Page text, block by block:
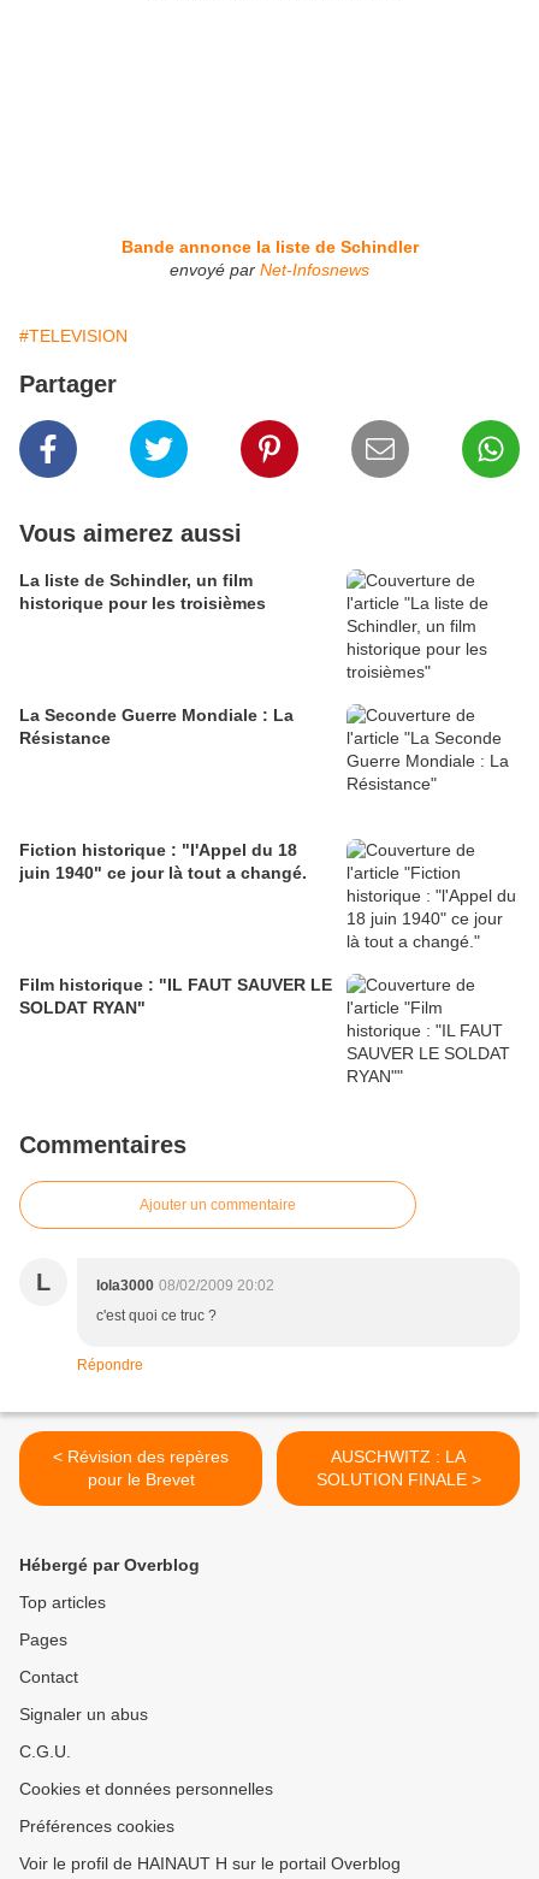
Bande annonce la liste de Schindler
envoyé par Net-Infosnews
#TELEVISION
Partager
Vous aimerez aussi
La liste de Schindler, un film
historique pour les troisièmes
La Seconde Guerre Mondiale : La
Résistance
Fiction historique : "l'Appel du 18
juin 1940" ce jour là tout a changé.
Film historique : "IL FAUT SAUVER LE
SOLDAT RYAN"
Commentaires
Ajouter un commentaire
L lola3000 08/02/2009 20:02
c'est quoi ce truc ?
Répondre
< Révision des repères
pour le Brevet
AUSCHWITZ : LA
SOLUTION FINALE >
Hébergé par Overblog
Top articles
Pages
Contact
Signaler un abus
C.G.U.
Cookies et données personnelles
Préférences cookies
Voir le profil de HAINAUT H sur le portail Overblog